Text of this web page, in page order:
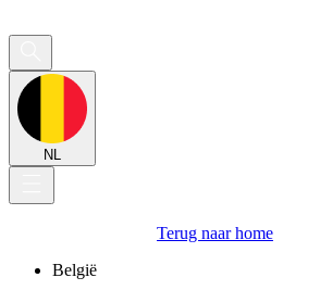
NL
Terug naar home
België